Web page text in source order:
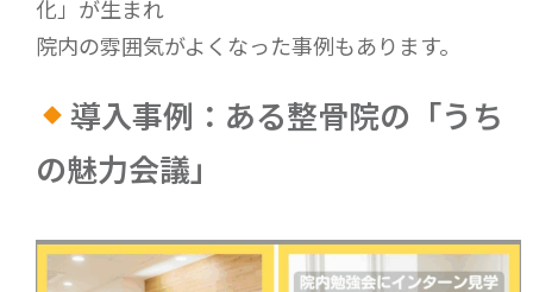
化」が生まれ
院内の雰囲気がよくなった事例もあります。
導入事例：ある整骨院の「うち
の魅力会議」